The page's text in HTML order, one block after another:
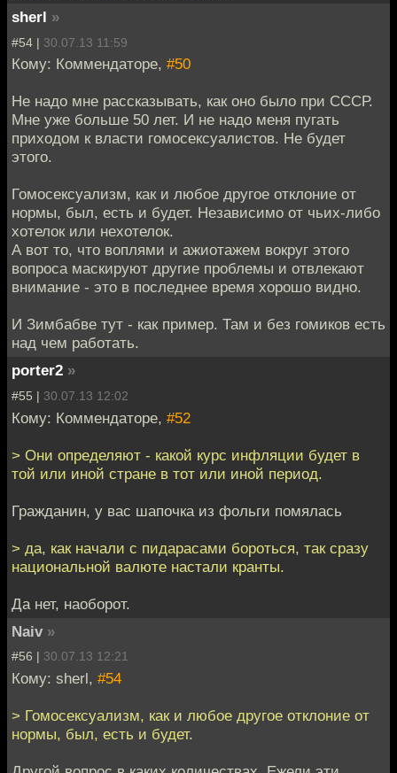
sherl »
#54 | 30.07.13 11:59
Кому: Коммендаторе, #50
Не надо мне рассказывать, как оно было при СССР.
Мне уже больше 50 лет. И не надо меня пугать
приходом к власти гомосексуалистов. Не будет
этого.
Гомосексуализм, как и любое другое отклоние от
нормы, был, есть и будет. Независимо от чьих-либо
хотелок или нехотелок.
А вот то, что воплями и ажиотажем вокруг этого
вопроса маскируют другие проблемы и отвлекают
внимание - это в последнее время хорошо видно.
И Зимбабве тут - как пример. Там и без гомиков есть
над чем работать.
porter2 »
#55 | 30.07.13 12:02
Кому: Коммендаторе, #52
> Они определяют - какой курс инфляции будет в
той или иной стране в тот или иной период.
Гражданин, у вас шапочка из фольги помялась
> да, как начали с пидарасами бороться, так сразу
национальной валюте настали кранты.
Да нет, наоборот.
Naiv »
#56 | 30.07.13 12:21
Кому: sherl, #54
> Гомосексуализм, как и любое другое отклоние от
нормы, был, есть и будет.